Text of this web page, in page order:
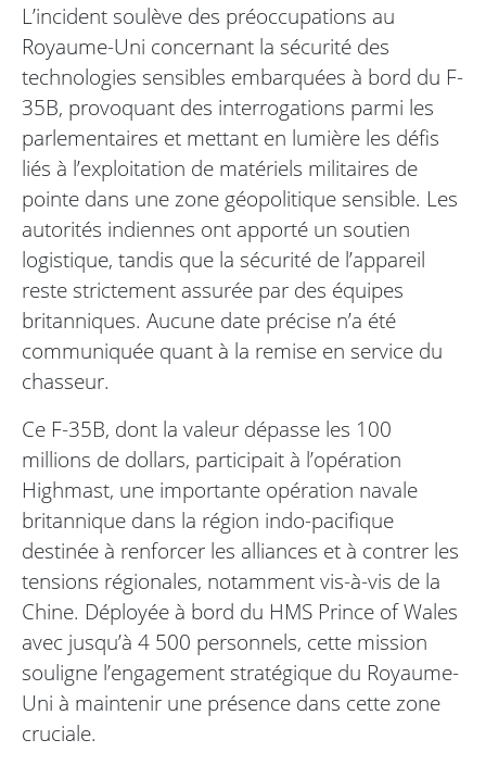
L’incident soulève des préoccupations au
Royaume-Uni concernant la sécurité des
technologies sensibles embarquées à bord du F-
35B, provoquant des interrogations parmi les
parlementaires et mettant en lumière les défis
liés à l’exploitation de matériels militaires de
pointe dans une zone géopolitique sensible. Les
autorités indiennes ont apporté un soutien
logistique, tandis que la sécurité de l’appareil
reste strictement assurée par des équipes
britanniques. Aucune date précise n’a été
communiquée quant à la remise en service du
chasseur.
Ce F-35B, dont la valeur dépasse les 100
millions de dollars, participait à l’opération
Highmast, une importante opération navale
britannique dans la région indo-pacifique
destinée à renforcer les alliances et à contrer les
tensions régionales, notamment vis-à-vis de la
Chine. Déployée à bord du HMS Prince of Wales
avec jusqu’à 4 500 personnels, cette mission
souligne l’engagement stratégique du Royaume-
Uni à maintenir une présence dans cette zone
cruciale.